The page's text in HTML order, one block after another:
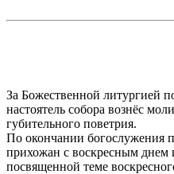
За Божественной литургией
настоятель собора вознёс
губительного поветрия.
По окончании богослужения
прихожан с воскресным днем
посвященной теме